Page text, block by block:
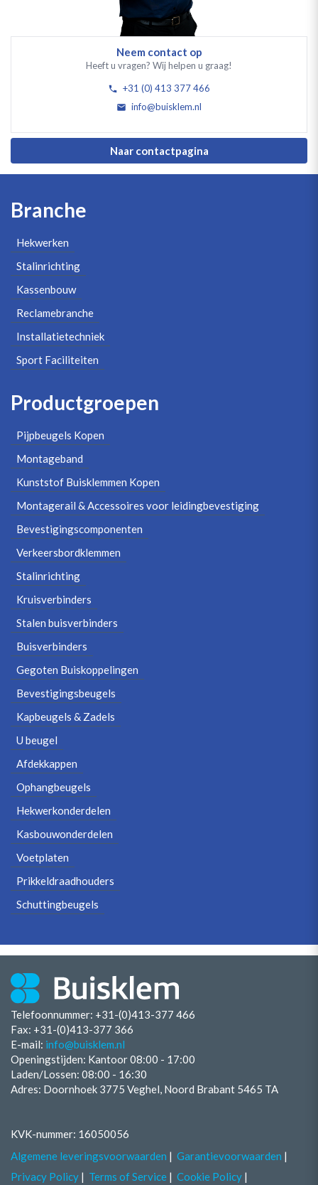
Neem contact op
Heeft u vragen? Wij helpen u graag!
+31 (0) 413 377 466
info@buisklem.nl
Naar contactpagina
Branche
Hekwerken
Stalinrichting
Kassenbouw
Reclamebranche
Installatietechniek
Sport Faciliteiten
Productgroepen
Pijpbeugels Kopen
Montageband
Kunststof Buisklemmen Kopen
Montagerail & Accessoires voor leidingbevestiging
Bevestigingscomponenten
Verkeersbordklemmen
Stalinrichting
Kruisverbinders
Stalen buisverbinders
Buisverbinders
Gegoten Buiskoppelingen
Bevestigingsbeugels
Kapbeugels & Zadels
U beugel
Afdekkappen
Ophangbeugels
Hekwerkonderdelen
Kasbouwonderdelen
Voetplaten
Prikkeldraadhouders
Schuttingbeugels
Telefoonnummer: +31-(0)413-377 466
Fax: +31-(0)413-377 366
E-mail: info@buisklem.nl
Openingstijden: Kantoor 08:00 - 17:00
Laden/Lossen: 08:00 - 16:30
Adres: Doornhoek 3775 Veghel, Noord Brabant 5465 TA
KVK-nummer: 16050056
Algemene leveringsvoorwaarden
Garantievoorwaarden
Privacy Policy
Terms of Service Cookie Policy